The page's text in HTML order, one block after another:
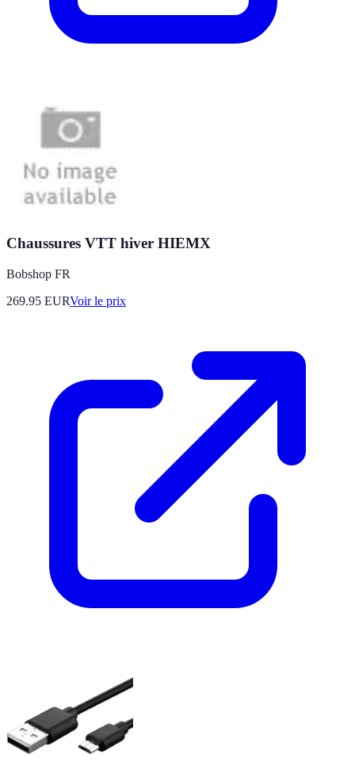
Chaussures VTT hiver HIEMX
Bobshop FR
269.95 EURVoir le prix